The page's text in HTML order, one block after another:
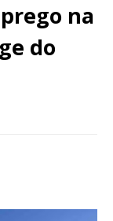
na
do